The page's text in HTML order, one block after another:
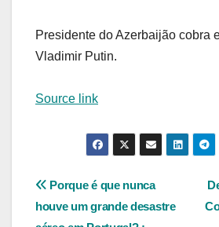
Presidente do Azerbaijão cobra
Vladimir Putin.
Source link
Navegação
Porque é que nunca
houve um grande desastre